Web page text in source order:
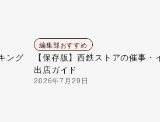
ング
編集部おすすめ
【保存版】西鉄ストアの催事・
出店ガイド
2026年7月29日